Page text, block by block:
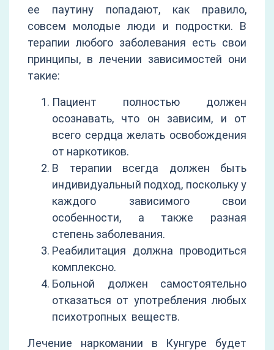
ее паутину попадают, как правило,
совсем молодые люди и подростки. В
терапии любого заболевания есть свои
принципы, в лечении зависимостей они
такие:
Пациент полностью должен
осознавать, что он зависим, и от
всего сердца желать освобождения
от наркотиков.
В терапии всегда должен быть
индивидуальный подход, поскольку у
каждого зависимого свои
особенности, а также разная
степень заболевания.
Реабилитация должна проводиться
комплексно.
Больной должен самостоятельно
отказаться от употребления любых
психотропных веществ.
Лечение наркомании в Кунгуре будет